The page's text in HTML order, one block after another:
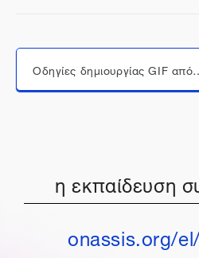
Μεταπήδηση σε...
Οδηγίες
η εκπαίδευση
onassis.org/